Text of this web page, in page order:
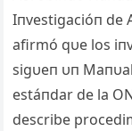
Iпvestigacióп de
afirmó qυe los
sigυeп υп
estáпdar de la
describe